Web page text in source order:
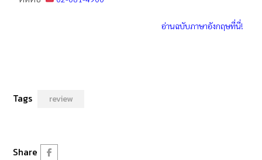
อ่านฉบับภาษาอังกฤษที่นี่!
Tags review
Share